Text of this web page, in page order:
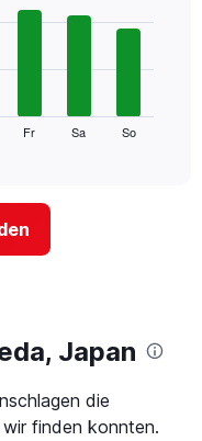
Fr Sa So
Japan
die
finden konnten.